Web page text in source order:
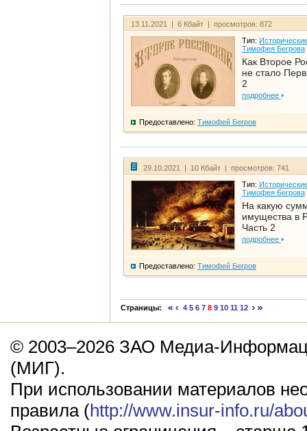
13.11.2021 | 6 Кбайт | просмотров: 872
Тип:
Тимофея Бегрова
Как Второе
не стало
2
подробнее
Предоставлено: Тимофей Бегров
29.10.2021 | 10 Кбайт | просмотров: 741
Тип:
Тимофея Бегрова
На какую
имущества в
Часть 2
подробнее
Предоставлено: Тимофей Бегров
Страницы: 4 5 6 7 8 9 10 11 12
© 2003–2026 ЗАО Медиа-
(МИГ).
При использовании материалов
правила (http://www.insur-info.ru/